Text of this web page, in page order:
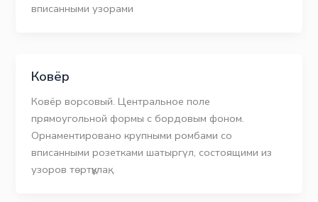
вписанными узорами
Ковёр
Ковёр ворсовый. Центральное поле
прямоугольной формы с бордовым фоном.
Орнаментировано крупными ромбами со
вписанными розетками шатыргүл, состоящими из
узоров төртқұлақ,